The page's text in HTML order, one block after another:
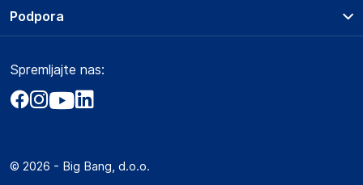
O podjetju
Obvestila za javnost
Akt o digitalnih storitvah
Marketplace za partnerje
Storitve
Dostava, vnos in odvoz
Zavarovanje izdelkov
Podpora
Marketplace
Kako oddati naročilo?
Spremljajte nas:
© 2026 - Big Bang, d.o.o.